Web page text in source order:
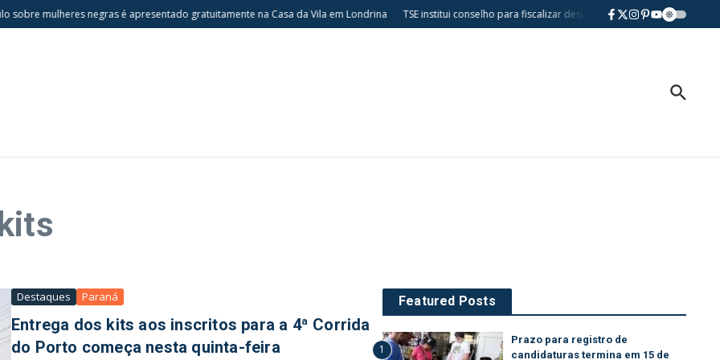
sobre mulheres negras é apresentado gratuitamente na Casa da Vila em Londrina TSE institui conselho para fiscalizar desinformação e uso de IA nas
Destaques Paraná
Entrega dos kits aos inscritos para a 4ª Corrida
do Porto começa nesta quinta-feira
Featured Posts
1
Prazo para registro de
candidaturas termina em 15 de